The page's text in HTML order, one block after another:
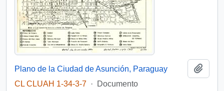
Plano de la Ciudad de Asunción, Paraguay
CL CLUAH 1-34-3-7 ·
Documento